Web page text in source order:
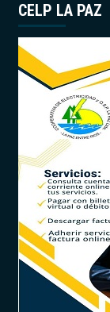
CELP LA PAZ